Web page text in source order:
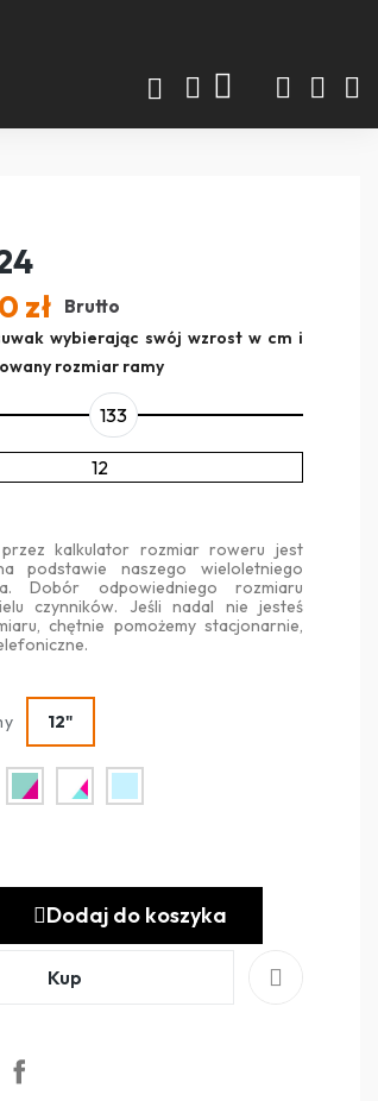
zł Brutto
wybierając swój wzrost w cm i
rozmiar ramy
133
12
przez kalkulator rozmiar roweru jest
podstawie naszego wieloletniego
Dobór odpowiedniego rozmiaru
czynników. Jeśli nadal nie jesteś
chętnie pomożemy stacjonarnie,
12"
Dodaj do koszyka
Kup